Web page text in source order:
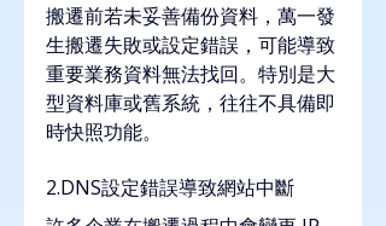
搬遷前若未妥善備份資料，萬一發
生搬遷失敗或設定錯誤，可能導致
重要業務資料無法找回。特別是大
型資料庫或舊系統，往往不具備即
時快照功能。
2.DNS設定錯誤導致網站中斷